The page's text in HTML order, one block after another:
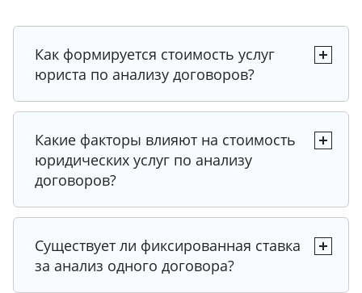
Как формируется стоимость услуг
юриста по анализу договоров?
Какие факторы влияют на стоимость
юридических услуг по анализу
договоров?
Существует ли фиксированная ставка
за анализ одного договора?